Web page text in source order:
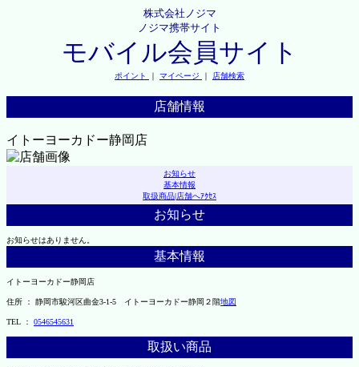
株式会社ノジマ
ノジマ携帯サイト
モバイル会員サイト
ポイント ｜ マイページ ｜ 店舗検索
店舗情報
イトーヨーカドー静岡店
お知らせ
基本情報
取扱商品|店舗へｱｸｾｽ
お知らせ
お知らせはありません。
基本情報
イトーヨーカドー静岡店
住所 ： 静岡市駿河区曲金3-1-5 イトーヨーカドー静岡２階地図
TEL ： 0546545631
取扱い商品